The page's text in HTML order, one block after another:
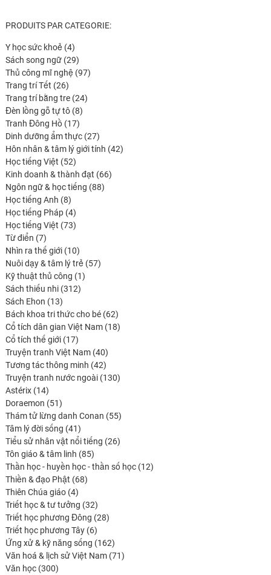
PRODUITS PAR CATEGORIE:
Y học sức khoẻ 44
produits
Sách song ngữ 2929
produits
Thủ công mĩ nghệ 9797
Trang trí Tết 2626
produits
Trang trí bằng tre 2424
Đèn lồng gỗ tự tô 88
produits
Tranh Đông Hồ 1717
produits
Dinh dưỡng ẩm thực 2727
produits
Hôn nhân & tâm lý giới tính 4242
Học tiếng Việt 5252
produits
Kinh doanh & thành đạt 6666
Ngôn ngữ & học tiếng 8888
Học tiếng Anh 88
produits
Học tiếng Pháp 44
produits
Học tiếng Việt 7373
Từ điển 77
produits
Nhìn ra thế giới 1010
produits
Nuôi dạy & tâm lý trẻ 5757
Kỹ thuật thủ công 11
Sách thiếu nhi 312312
Sách Ehon 1313
produits
Bách khoa tri thức cho bé 6262
produits
Cổ tích dân gian Việt Nam 1818
Cổ tích thế giới 1717
produits
Truyện tranh Việt Nam 4040
produits
Tương tác thông minh 4242
produits
Truyện tranh nước ngoài 130130
Astérix 1414
produits
Doraemon 5151
produits
Thám tử lừng danh Conan 5555
Tâm lý đời sống 4141
produits
Tiểu sử nhân vật nổi tiếng 2626
Tôn giáo & tâm linh 8585
produits
Thần học - huyền học - thần số học 1212
Thiền & đạo Phật 6868
Thiên Chúa giáo 44
produits
Triết học & tư tưởng 3232
produits
Triết học phương Đông 2828
Triết học phương Tây 66
produits
Ứng xử & kỹ năng sống 162162
produits
Văn hoá & lịch sử Việt Nam 7171
Văn học 300300